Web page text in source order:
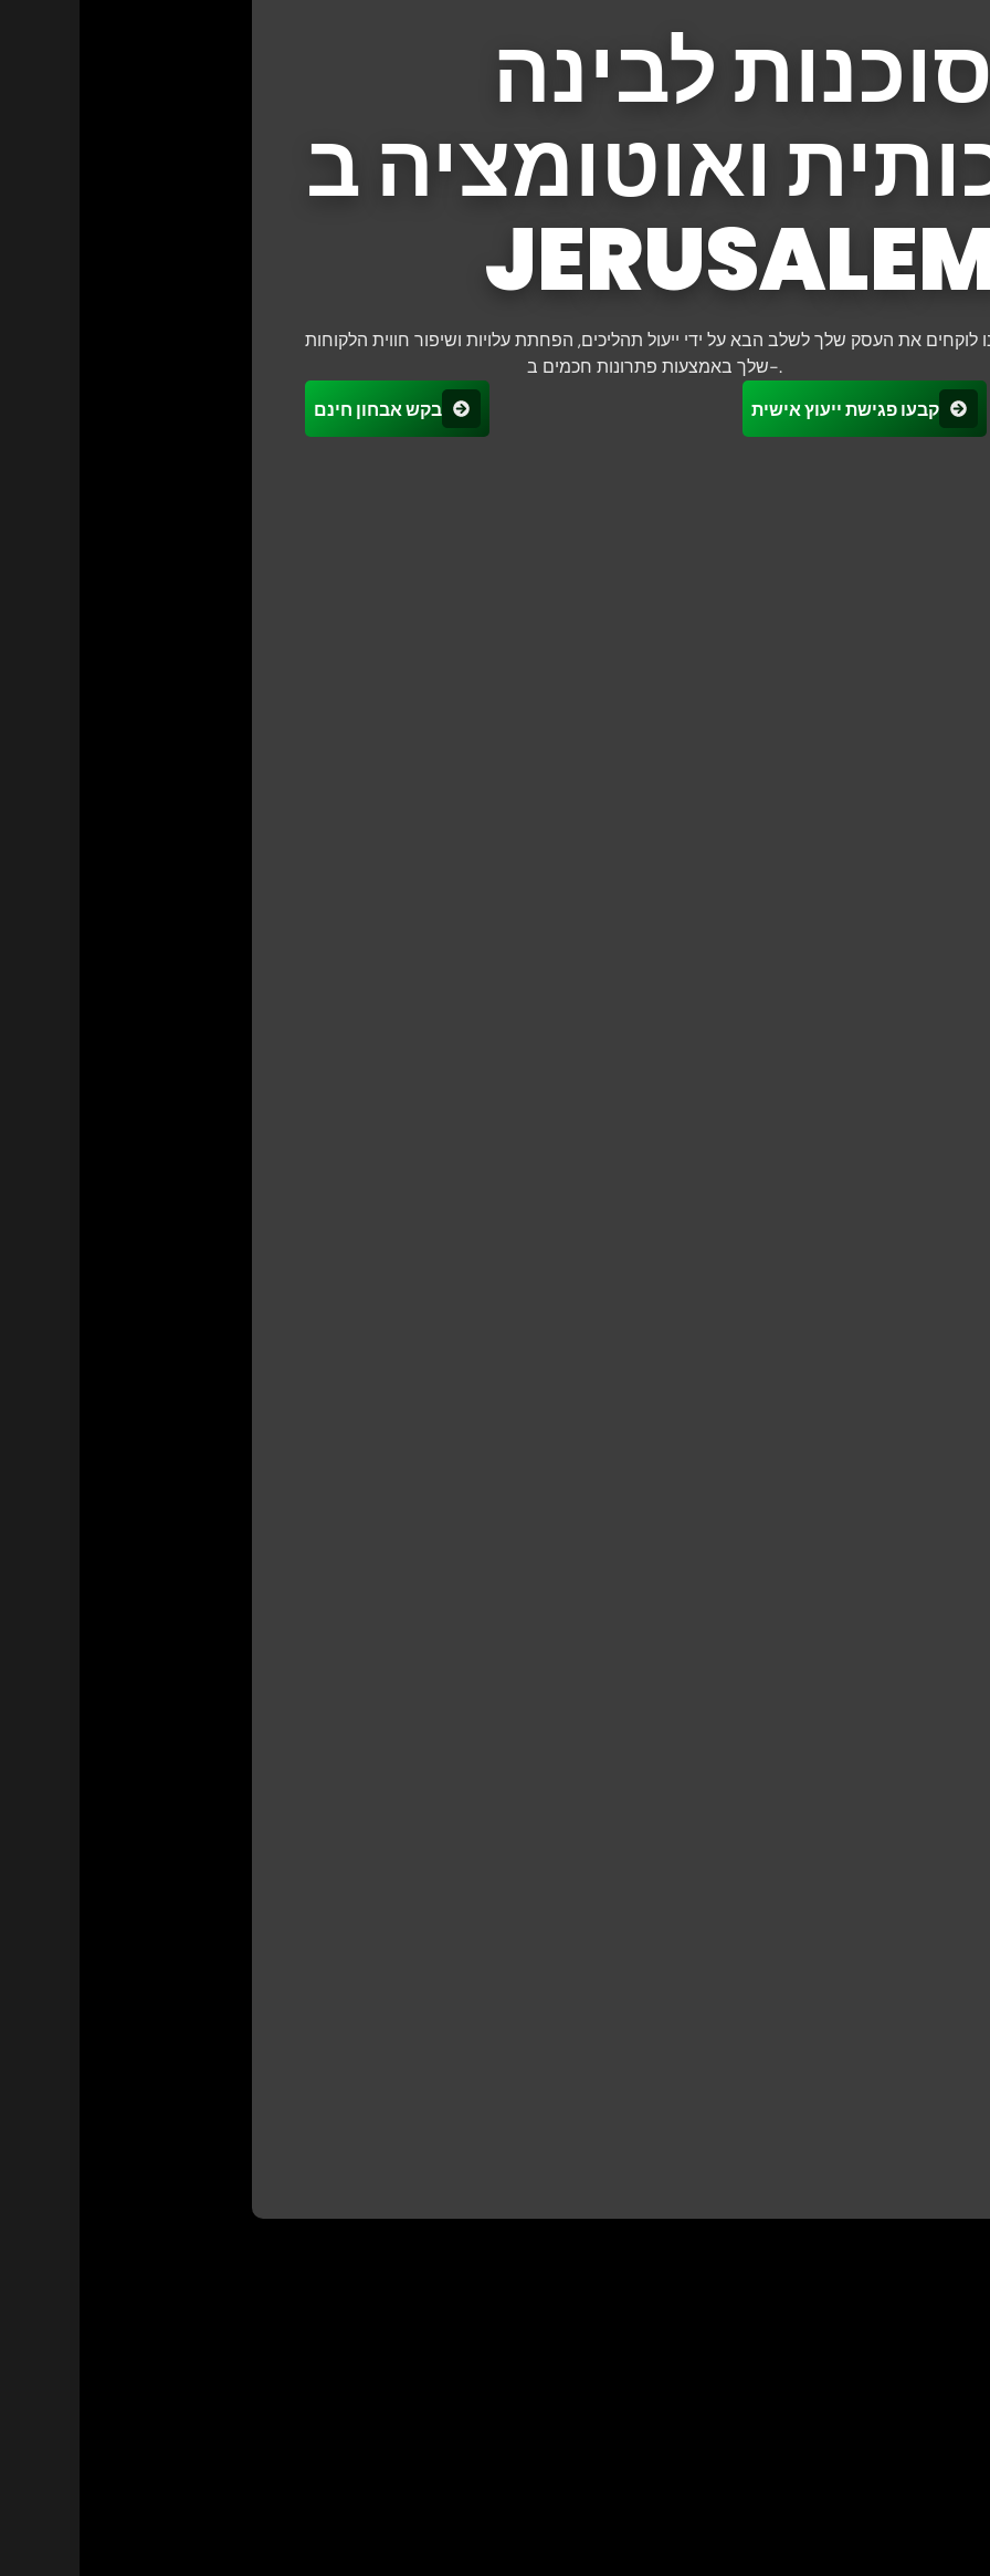
לבינה
ואוטומציה ב
לוקחים את העסק שלך לשלב הבא על ידי ייעול תהליכים, הפחתת עלויות ושיפור חווית הלקוחות
שלך באמצעות פתרונות חכמים ב-.
בקש אבחון חינם
קבעו פגישת ייעוץ אישית